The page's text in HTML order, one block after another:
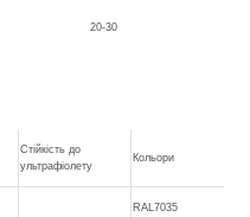
20-30
Стійкість до
ультрафіолету
Кольори
RAL7035